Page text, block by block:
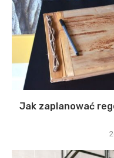
Jak zaplanować